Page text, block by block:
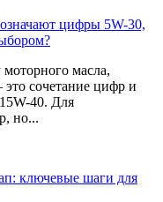
цифры 5W-30,
масла,
это сочетание цифр и
40. Для
но...
ключевые шаги для